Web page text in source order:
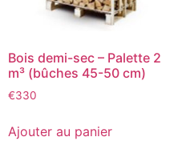
Bois demi-sec – Palette 2
m³ (bûches 45-50 cm)
€330
Ajouter au panier